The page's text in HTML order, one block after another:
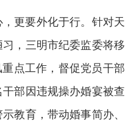
更要外化于行。针对天
，三明市纪委监委将移
点工作，督促党员干部
部因违规操办婚宴被查
教育，带动婚事简办、